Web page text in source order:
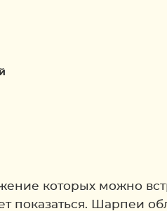
которых можно
показаться. Шарпеи